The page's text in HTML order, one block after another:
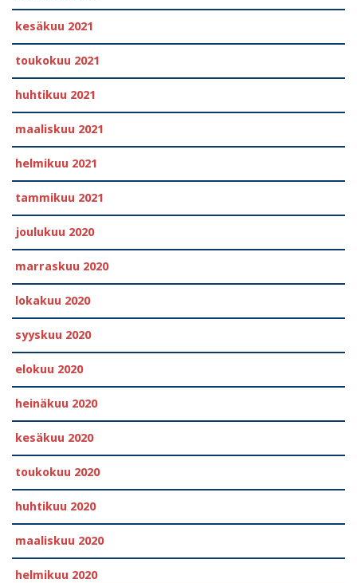
kesäkuu 2021
toukokuu 2021
huhtikuu 2021
maaliskuu 2021
helmikuu 2021
tammikuu 2021
joulukuu 2020
marraskuu 2020
lokakuu 2020
syyskuu 2020
elokuu 2020
heinäkuu 2020
kesäkuu 2020
toukokuu 2020
huhtikuu 2020
maaliskuu 2020
helmikuu 2020